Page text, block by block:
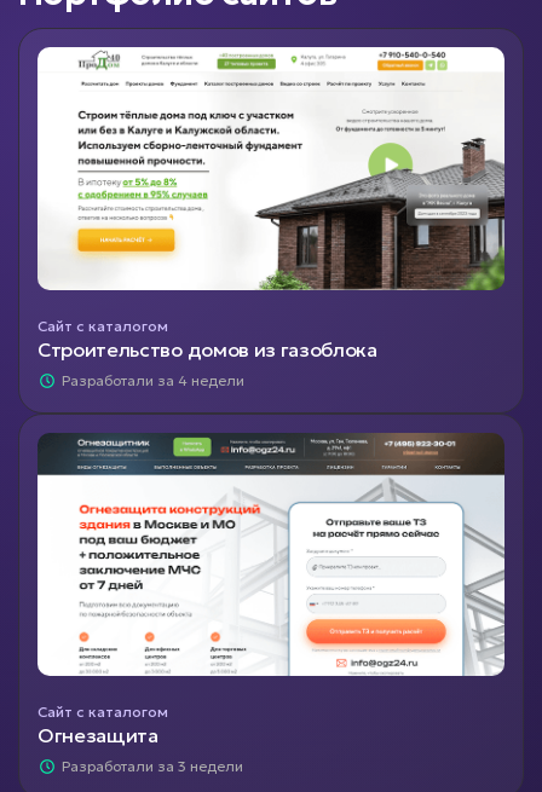
Сайт с каталогом
Строительство домов из газоблока
Разработали за 4 недели
Сайт с каталогом
Огнезащита
Разработали за 3 недели